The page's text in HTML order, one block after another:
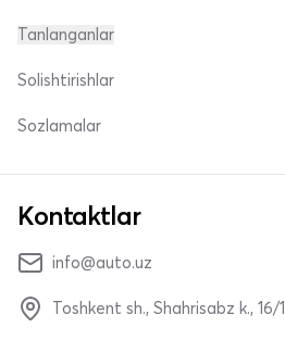
Tanlanganlar
Solishtirishlar
Sozlamalar
Kontaktlar
info@auto.uz
Toshkent sh., Shahrisabz k., 16/1